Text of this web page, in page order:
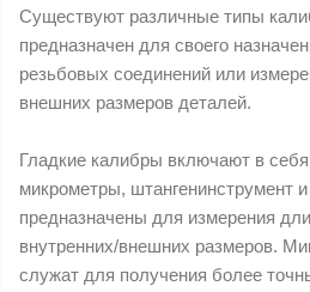
Существуют различные типы
предназначен для своего
резьбовых соединений или
внешних размеров деталей.
Гладкие калибры включают в
микрометры, штангенинструмент
предназначены для измерения
внутренних/внешних размеров.
служат для получения более